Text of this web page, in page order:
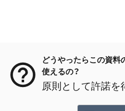
どうやったらこの資料
使えるの？
原則として許諾を